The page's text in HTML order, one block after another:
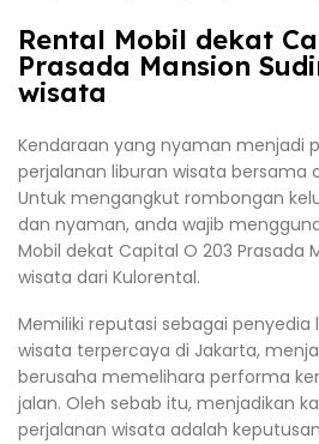
Rental Mobil dekat
Prasada Mansion
wisata
Kendaraan yang nyaman menjadi
perjalanan liburan wisata bersama
Untuk mengangkut rombongan
dan nyaman, anda wajib
Mobil dekat Capital O 203 Prasada
wisata dari Kulorental.
Memiliki reputasi sebagai penyedia
wisata terpercaya di Jakarta,
berusaha memelihara performa
jalan. Oleh sebab itu, menjadikan
perjalanan wisata adalah